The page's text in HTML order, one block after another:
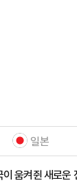
일본
움켜쥔 새로운